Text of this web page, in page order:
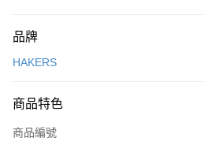
信用卡一次付款
Apple Pay
街口支付
品牌
HAKERS
商品特色
商品編號